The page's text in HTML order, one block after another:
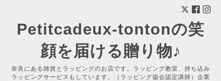
Petitcadeux-tontonの笑
顔を届ける贈り物♪
奈良にある雑貨とラッピングのお店です。ラッピング教室、持ち込み
ラッピングサービスもしています。（ラッピング協会認定講師）企業